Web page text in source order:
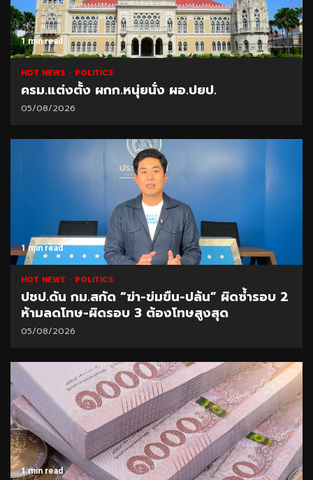
1 min read
HOT NEWS POLITICS
ครม.แต่งตั้ง ผกก.หนุ่ยนั่ง ผอ.ปยป.
05/08/2026
1 min read
HOT NEWS POLITICS
ปชป.ดัน กม.สกัด “ฆ่า-ข่มขืน-ปล้น” ผิดซ้ำรอบ 2
ห้ามลดโทษ-ผิดรอบ 3 ต้องโทษสูงสุด
05/08/2026
1 min read